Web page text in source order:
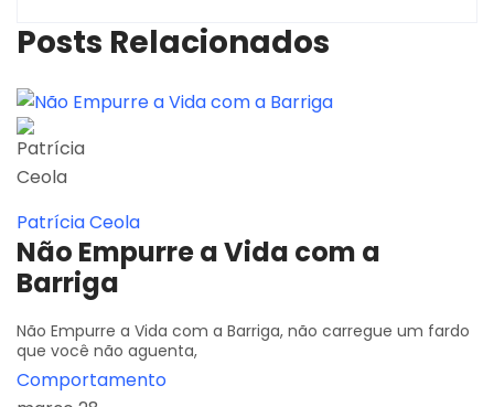
Posts Relacionados
Patrícia Ceola
Não Empurre a Vida com a
Barriga
Não Empurre a Vida com a Barriga, não carregue um fardo
que você não aguenta,
Comportamento